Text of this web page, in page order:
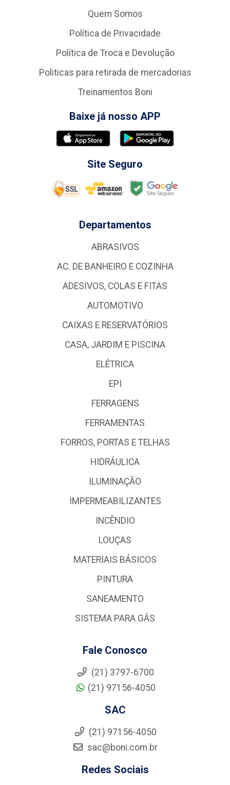
Quem Somos
Política de Privacidade
Política de Troca e Devolução
Politicas para retirada de mercadorias
Treinamentos Boni
Baixe já nosso APP
Site Seguro
Departamentos
ABRASIVOS
AC. DE BANHEIRO E COZINHA
ADESIVOS, COLAS E FITAS
AUTOMOTIVO
CAIXAS E RESERVATÓRIOS
CASA, JARDIM E PISCINA
ELÉTRICA
EPI
FERRAGENS
FERRAMENTAS
FORROS, PORTAS E TELHAS
HIDRÁULICA
ILUMINAÇÃO
IMPERMEABILIZANTES
INCÊNDIO
LOUÇAS
MATERIAIS BÁSICOS
PINTURA
SANEAMENTO
SISTEMA PARA GÁS
Fale Conosco
(21) 3797-6700
(21) 97156-4050
SAC
(21) 97156-4050
sac@boni.com.br
Redes Sociais